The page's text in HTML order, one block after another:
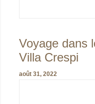
Voyage dans
Villa Crespi
août 31, 2022